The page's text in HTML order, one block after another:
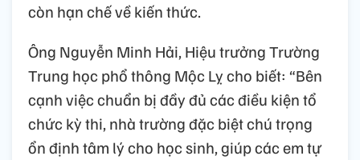
còn hạn chế về kiến thức.
Ông Nguyễn Minh Hải, Hiệu trưởng Trường
Trung học phổ thông Mộc Lỵ cho biết: “Bên
cạnh việc chuẩn bị đầy đủ các điều kiện tổ
chức kỳ thi, nhà trường đặc biệt chú trọng
ổn định tâm lý cho học sinh, giúp các em tự